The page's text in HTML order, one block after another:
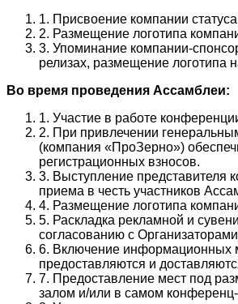
1. Присвоение компании
2. Размещение логотипа
3. Упоминание компании-
релизах, размещение логотипа
Во время проведения Ассамблеи:
1. Участие в работе
2. При привлечении
(компания «ПроЗерно»)
регистрационных взносов.
3. Выступление представителя
приема в честь участников
4. Размещение логотипа
5. Раскладка рекламной и
согласованию с
6. Включение информационных
предоставляются и
7. Предоставление мест под
залом и/или в самом